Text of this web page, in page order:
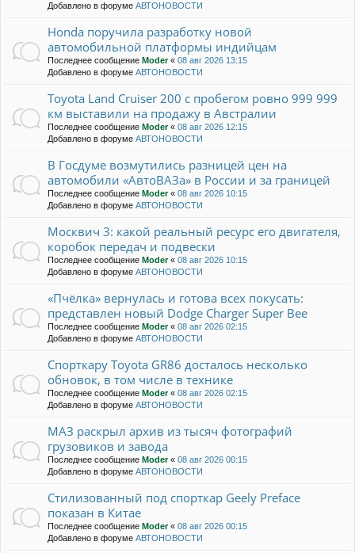
Добавлено в форуме АВТОНОВОСТИ
Honda поручила разработку новой
автомобильной платформы индийцам
Последнее сообщение Moder« 08 авг 2026 13:15
Добавлено в форуме АВТОНОВОСТИ
Toyota Land Cruiser 200 с пробегом ровно 999 999
км выставили на продажу в Австралии
Последнее сообщение Moder« 08 авг 2026 12:15
Добавлено в форуме АВТОНОВОСТИ
В Госдуме возмутились разницей цен на
автомобили «АвтоВАЗа» в России и за границей
Последнее сообщение Moder« 08 авг 2026 10:15
Добавлено в форуме АВТОНОВОСТИ
Москвич 3: какой реальный ресурс его двигателя,
коробок передач и подвески
Последнее сообщение Moder« 08 авг 2026 10:15
Добавлено в форуме АВТОНОВОСТИ
«Пчёлка» вернулась и готова всех покусать:
представлен новый Dodge Charger Super Bee
Последнее сообщение Moder« 08 авг 2026 02:15
Добавлено в форуме АВТОНОВОСТИ
Спорткару Toyota GR86 досталось несколько
обновок, в том числе в технике
Последнее сообщение Moder« 08 авг 2026 02:15
Добавлено в форуме АВТОНОВОСТИ
МАЗ раскрыл архив из тысяч фотографий
грузовиков и завода
Последнее сообщение Moder« 08 авг 2026 00:15
Добавлено в форуме АВТОНОВОСТИ
Стилизованный под спорткар Geely Preface
показан в Китае
Последнее сообщение Moder« 08 авг 2026 00:15
Добавлено в форуме АВТОНОВОСТИ